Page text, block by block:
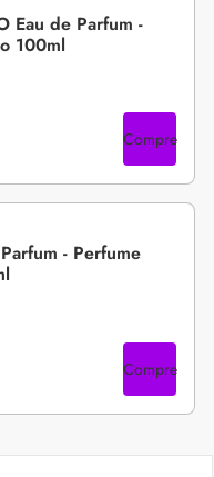
Eau de Parfum -
100ml
Compre
- Perfume
Compre